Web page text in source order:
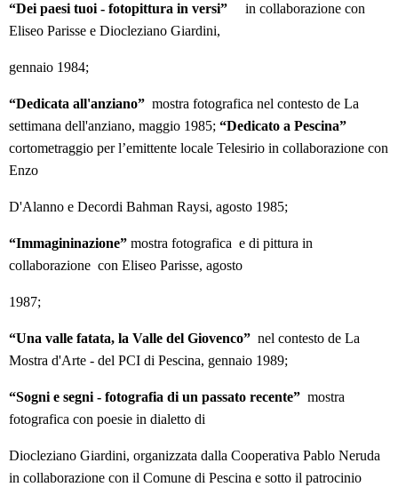
“Dei paesi tuoi - fotopittura in versi” in collaborazione con
Eliseo Parisse e Diocleziano Giardini,
gennaio 1984;
“Dedicata all'anziano” mostra fotografica nel contesto de La
settimana dell'anziano, maggio 1985; “Dedicato a Pescina”
cortometraggio per l’emittente locale Telesirio in collaborazione con
Enzo​
D'Alanno e Decordi Bahman Raysi, agosto 1985;
“Immagininazione” mostra fotografica e di pittura in
collaborazione con Eliseo Parisse, agosto
1987;
“Una valle fatata, la Valle del Giovenco” nel contesto de La
Mostra d'Arte - del PCI di Pescina, gennaio 1989;
“Sogni e segni - fotografia di un passato recente” mostra
fotografica con poesie in dialetto di
Diocleziano Giardini, organizzata dalla Cooperativa Pablo Neruda
in collaborazione con il Comune di Pescina e sotto il patrocinio